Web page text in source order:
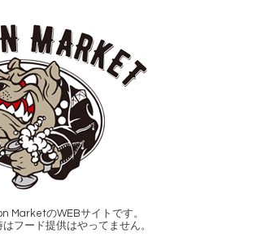
MarketのWEBサイトです。
フード提供はやってません。